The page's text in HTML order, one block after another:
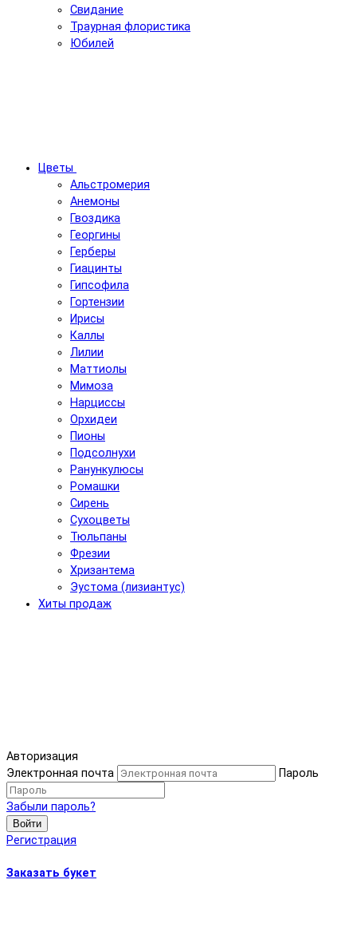
Свидание
Траурная флористика
Юбилей
Цветы
Альстромерия
Анемоны
Гвоздика
Георгины
Герберы
Гиацинты
Гипсофила
Гортензии
Ирисы
Каллы
Лилии
Маттиолы
Мимоза
Нарциссы
Орхидеи
Пионы
Подсолнухи
Ранункулюсы
Ромашки
Сирень
Сухоцветы
Тюльпаны
Фрезии
Хризантема
Эустома (лизиантус)
Хиты продаж
Авторизация
Электронная почта
Пароль
Забыли пароль?
Войти
Регистрация
Заказать букет